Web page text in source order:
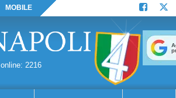
MOBILE
online: 2216